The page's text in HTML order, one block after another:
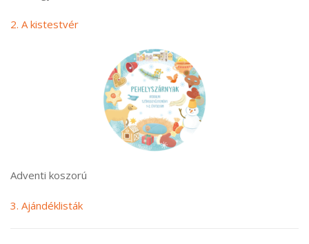
2. A kistestvér
Adventi koszorú
3. Ajándéklisták